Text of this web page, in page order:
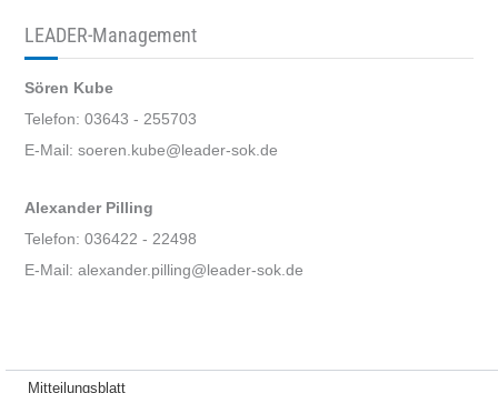
LEADER-Management
Sören Kube
Telefon: 03643 - 255703
E-Mail: soeren.kube@leader-sok.de
Alexander Pilling
Telefon: 036422 - 22498
E-Mail: alexander.pilling@leader-sok.de
Mitteilungsblatt